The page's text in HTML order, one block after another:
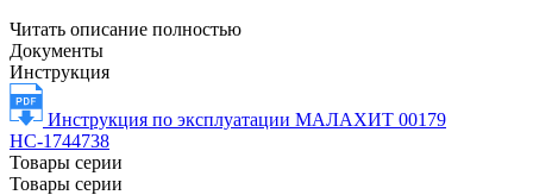
Читать описание полностью
Документы
Инструкция
Инструкция по эксплуатации МАЛАХИТ 00179
НС-1744738
Товары серии
Товары серии